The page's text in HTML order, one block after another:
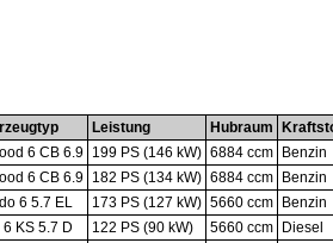
Leistung Hubraum
6 CB 6.9 199 PS (146 kW) 6884 ccm
Benzin
6 CB 6.9 182 PS (134 kW) 6884 ccm
Benzin
6 5.7 EL 173 PS (127 kW) 5660 ccm
Benzin
KS 5.7 D 122 PS (90 kW) 5660 ccm
Diesel